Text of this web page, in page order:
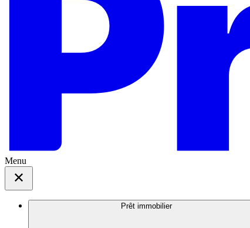
Menu
Prêt immobilier